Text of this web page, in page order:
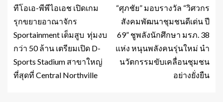
ทีโอเอ-พีพีไอเอช เปิดเกม
รุกขยายอาณาจักร
Sportainment เต็มสูบ ทุ่มงบ
กว่า 50 ล้าน เตรียมเปิด D-
Sports Stadium สาขาใหญ่
ที่สุดที่ Central Northville
“ศุภชัย” มอบรางวัล “วิศวกร
สังคมพัฒนาชุมชนดีเด่น ปี
69” ชูพลังนักศึกษา มรภ. 38
แห่ง หนุนพลังคนรุ่นใหม่ นำ
นวัตกรรมขับเคลื่อนชุมชน
อย่างยั่งยืน